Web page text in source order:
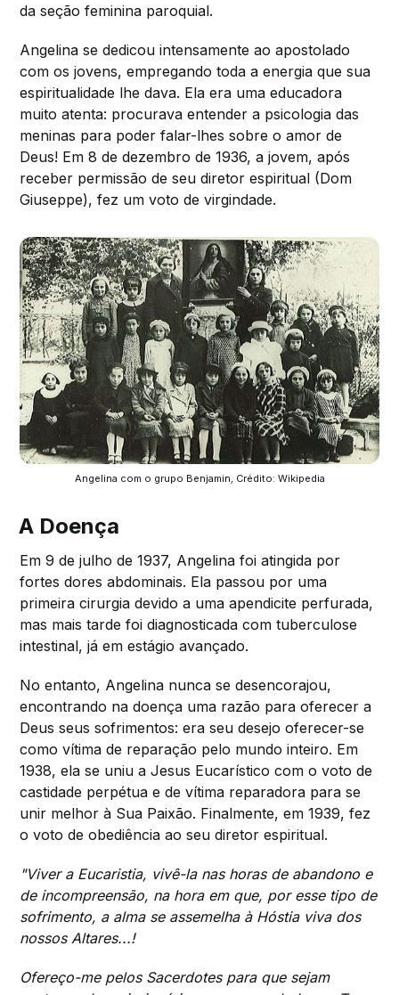
da seção feminina paroquial.
Angelina se dedicou intensamente ao apostolado
com os jovens, empregando toda a energia que sua
espiritualidade lhe dava. Ela era uma educadora
muito atenta: procurava entender a psicologia das
meninas para poder falar-lhes sobre o amor de
Deus! Em 8 de dezembro de 1936, a jovem, após
receber permissão de seu diretor espiritual (Dom
Giuseppe), fez um voto de virgindade.
Angelina com o grupo Benjamin, Crédito: Wikipedia
A Doença
Em 9 de julho de 1937, Angelina foi atingida por
fortes dores abdominais. Ela passou por uma
primeira cirurgia devido a uma apendicite perfurada,
mas mais tarde foi diagnosticada com tuberculose
intestinal, já em estágio avançado.
No entanto, Angelina nunca se desencorajou,
encontrando na doença uma razão para oferecer a
Deus seus sofrimentos: era seu desejo oferecer-se
como vítima de reparação pelo mundo inteiro. Em
1938, ela se uniu a Jesus Eucarístico com o voto de
castidade perpétua e de vítima reparadora para se
unir melhor à Sua Paixão. Finalmente, em 1939, fez
o voto de obediência ao seu diretor espiritual.
"Viver a Eucaristia, vivê-la nas horas de abandono e
de incompreensão, na hora em que, por esse tipo de
sofrimento, a alma se assemelha à Hóstia viva dos
nossos Altares...!
Ofereço-me pelos Sacerdotes para que sejam